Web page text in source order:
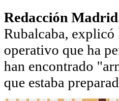
Redacción
Rubalcaba, explicó
operativo que ha
han encontrado
que estaba